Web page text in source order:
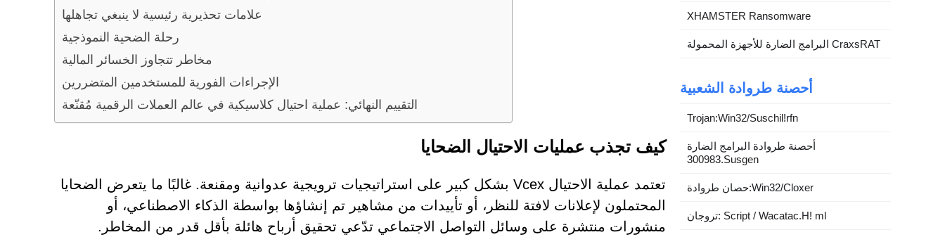
علامات تحذيرية رئيسية لا ينبغي تجاهلها
رحلة الضحية النموذجية
مخاطر تتجاوز الخسائر المالية
الإجراءات الفورية للمستخدمين المتضررين
التقييم النهائي: عملية احتيال كلاسيكية في عالم العملات الرقمية مُقنّعة
كيف تجذب عمليات الاحتيال الضحايا
تعتمد عملية الاحتيال Vcex بشكل كبير على استراتيجيات ترويجية عدوانية ومقنعة. غالبًا ما يتعرض الضحايا
المحتملون لإعلانات لافتة للنظر، أو تأييدات من مشاهير تم إنشاؤها بواسطة الذكاء الاصطناعي، أو
منشورات منتشرة على وسائل التواصل الاجتماعي تدّعي تحقيق أرباح هائلة بأقل قدر من المخاطر.
XHAMSTER Ransomware
البرامج الضارة للأجهزة المحمولة CraxsRAT
أحصنة طروادة الشعبية
Trojan:Win32/Suschil!rfn
أحصنة طروادة البرامج الضارة
300983.Susgen
حصان طروادة:Win32/Cloxer
تروجان: Script / Wacatac.H! ml